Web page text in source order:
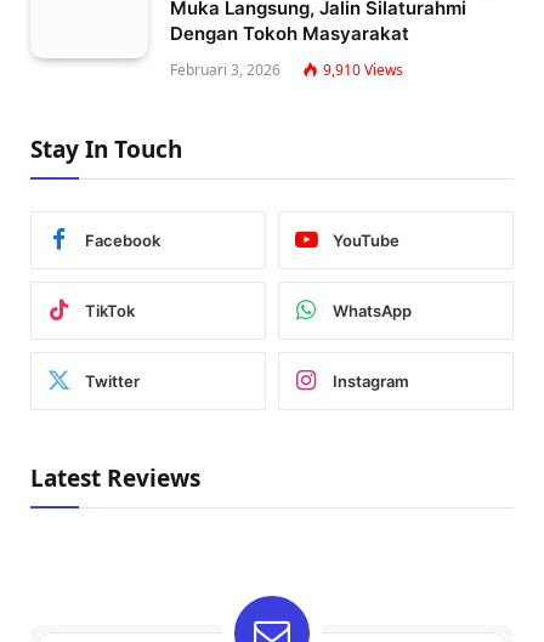
Muka Langsung, Jalin Silaturahmi
Dengan Tokoh Masyarakat
Februari 3, 2026 9,910Views
Stay In Touch
Facebook YouTube
TikTok WhatsApp
Twitter Instagram
Latest Reviews